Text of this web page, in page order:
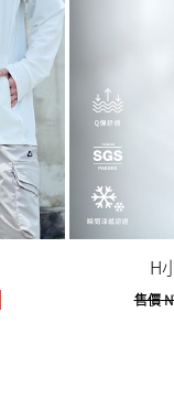
H
售價